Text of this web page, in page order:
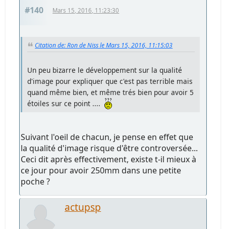
#140 Mars 15, 2016, 11:23:30
Citation de: Ron de Niss le Mars 15, 2016, 11:15:03
Un peu bizarre le développement sur la qualité
d'image pour expliquer que c'est pas terrible mais
quand même bien, et même trés bien pour avoir 5
étoiles sur ce point ....
Suivant l'oeil de chacun, je pense en effet que
la qualité d'image risque d'être controversée...
Ceci dit après effectivement, existe t-il mieux à
ce jour pour avoir 250mm dans une petite
poche ?
actupsp